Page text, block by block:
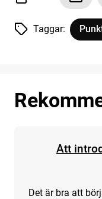
Taggar: Tagg
Från
Att
Det är bra att